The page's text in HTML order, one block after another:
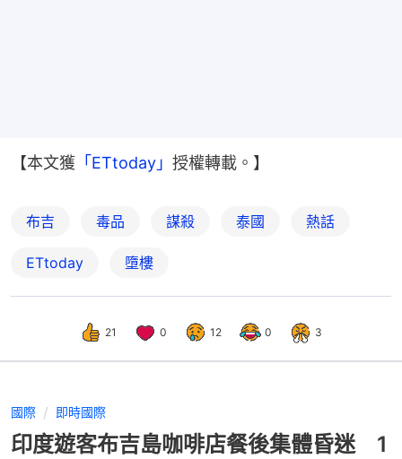
【本文獲 「ETtoday」 授權轉載。】
布吉 毒品 謀殺 泰國 熱話
ETtoday 墮樓
21 0 12 0 3
國際 即時國際
印度遊客布吉島咖啡店餐後集體昏迷 1